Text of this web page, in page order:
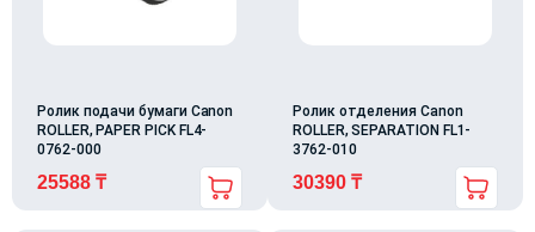
Ролик подачи бумаги Canon
ROLLER, PAPER PICK FL4-
0762-000
25588 ₸
Ролик отделения Canon
ROLLER, SEPARATION FL1-
3762-010
30390 ₸